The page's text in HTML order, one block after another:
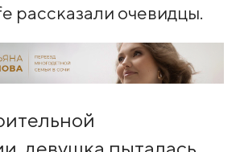
рассказали очевидцы.